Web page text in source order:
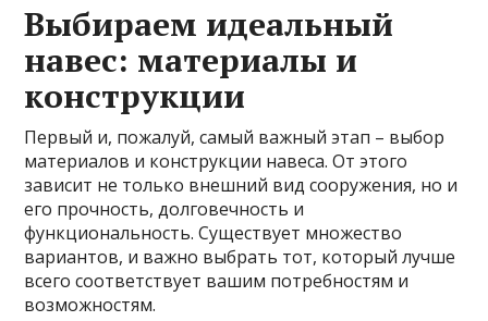
Выбираем идеальный
навес: материалы и
конструкции
Первый и, пожалуй, самый важный этап – выбор
материалов и конструкции навеса. От этого
зависит не только внешний вид сооружения, но и
его прочность, долговечность и
функциональность. Существует множество
вариантов, и важно выбрать тот, который лучше
всего соответствует вашим потребностям и
возможностям.